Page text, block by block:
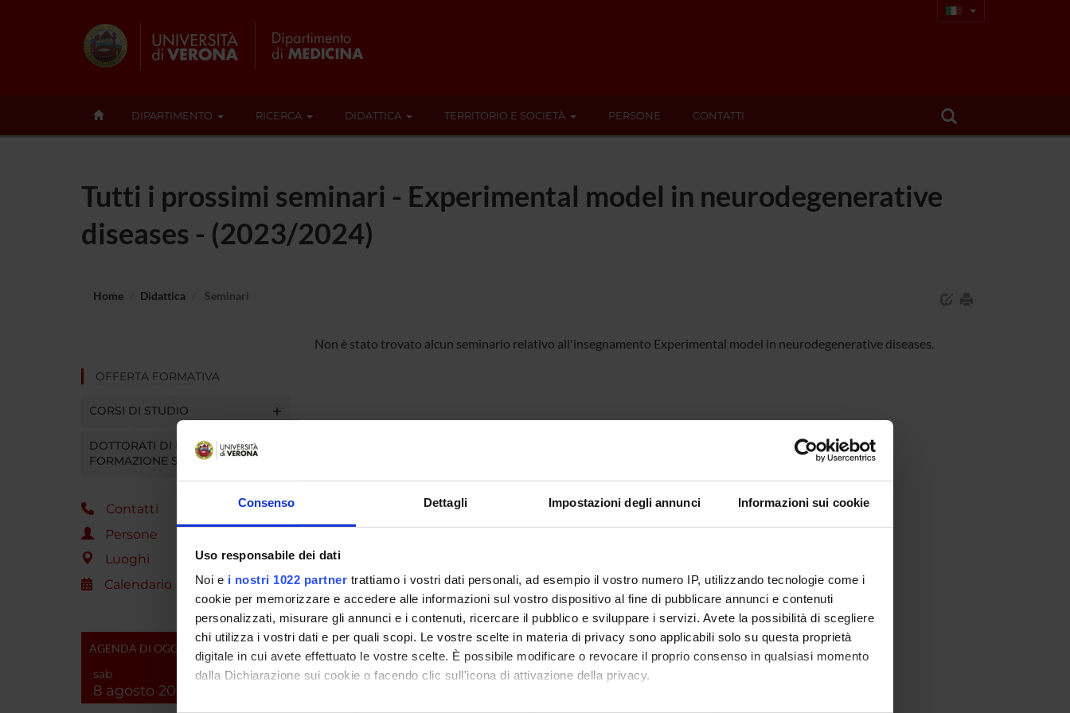
Consenso Dettagli Impostazioni degli annunci Informazioni sui cookie
Uso responsabile dei dati
Noi e i nostri 1022 partner trattiamo i vostri dati personali, ad esempio il vostro numero IP, utilizzando tecnologie come i
cookie per memorizzare e accedere alle informazioni sul vostro dispositivo al fine di pubblicare annunci e contenuti
personalizzati, misurare gli annunci e i contenuti, ricercare il pubblico e sviluppare i servizi. Avete la possibilità di scegliere
chi utilizza i vostri dati e per quali scopi. Le vostre scelte in materia di privacy sono applicabili solo su questa proprietà
digitale in cui avete effettuato le vostre scelte. È possibile modificare o revocare il proprio consenso in qualsiasi momento
dalla Dichiarazione sui cookie o facendo clic sull'icona di attivazione della privacy.
DIPARTIMENTO RICERCA DIDATTICA TERRITORIO E SOCIETÀ PERSONE CONTATTI
Tutti i prossimi seminari - Experimental model in neurodegenerative
diseases - (2023/2024)
Home Didattica Seminari
OFFERTA FORMATIVA
CORSI DI STUDIO
DOTTORATI DI RICERCA E
FORMAZIONE SUPERIORE
Contatti
Persone
Luoghi
Calendario
AGENDA DI OGGI
sab
8 agosto 2026
Non è stato trovato alcun seminario relativo all'insegnamento Experimental model in neurodegenerative diseases.